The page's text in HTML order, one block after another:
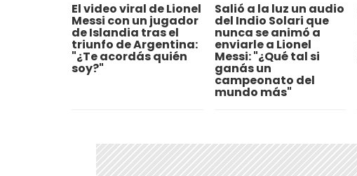
El video viral de Lionel
Messi con un jugador
de Islandia tras el
triunfo de Argentina:
"¿Te acordás quién
soy?"
Salió a la luz un audio
del Indio Solari que
nunca se animó a
enviarle a Lionel
Messi: "¿Qué tal si
ganás un
campeonato del
mundo más"